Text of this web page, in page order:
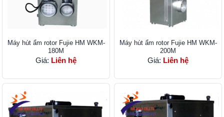
Máy hút ẩm rotor Fujie HM WKM-
180M
Giá: Liên hệ
Máy hút ẩm rotor Fujie HM WKM-
200M
Giá: Liên hệ